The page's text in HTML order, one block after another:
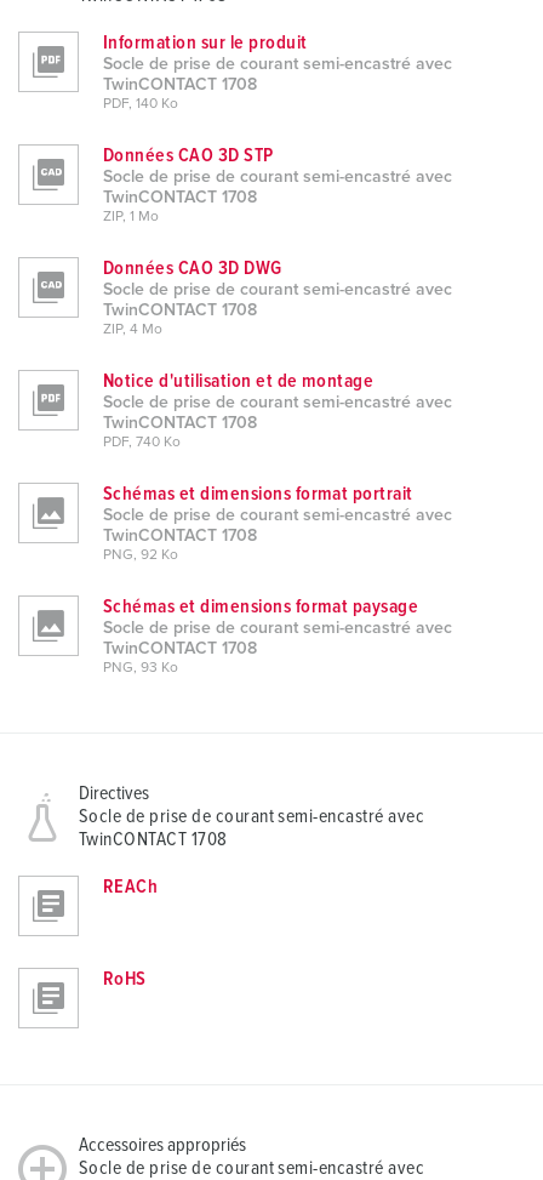
Information sur le produit
Socle de prise de courant semi-encastré avec
TwinCONTACT 1708
PDF, 140 Ko
Données CAO 3D STP
Socle de prise de courant semi-encastré avec
TwinCONTACT 1708
ZIP, 1 Mo
Données CAO 3D DWG
Socle de prise de courant semi-encastré avec
TwinCONTACT 1708
ZIP, 4 Mo
Notice d'utilisation et de montage
Socle de prise de courant semi-encastré avec
TwinCONTACT 1708
PDF, 740 Ko
Schémas et dimensions format portrait
Socle de prise de courant semi-encastré avec
TwinCONTACT 1708
PNG, 92 Ko
Schémas et dimensions format paysage
Socle de prise de courant semi-encastré avec
TwinCONTACT 1708
PNG, 93 Ko
Directives
Socle de prise de courant semi-encastré avec
TwinCONTACT 1708
REACh
RoHS
Accessoires appropriés
Socle de prise de courant semi-encastré avec